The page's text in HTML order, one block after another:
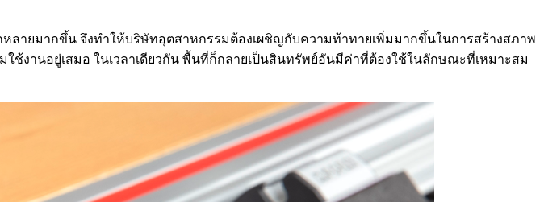
ยมากขึ้น จึงทำให้บริษัทอุตสาหกรรมต้องเผชิญกับความท้าทายเพิ่มมากขึ้นในการสร้างสภาพ
ช้งานอยู่เสมอ ในเวลาเดียวกัน พื้นที่ก็กลายเป็นสินทรัพย์อันมีค่าที่ต้องใช้ในลักษณะที่เหมาะสม